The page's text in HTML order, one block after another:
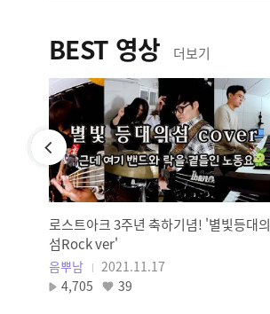
BEST 영상 더보기
로스트아크 3주년 축하기념! '별빛등대의
섬Rock ver'
음뿌남
2021.11.17
4,705
39